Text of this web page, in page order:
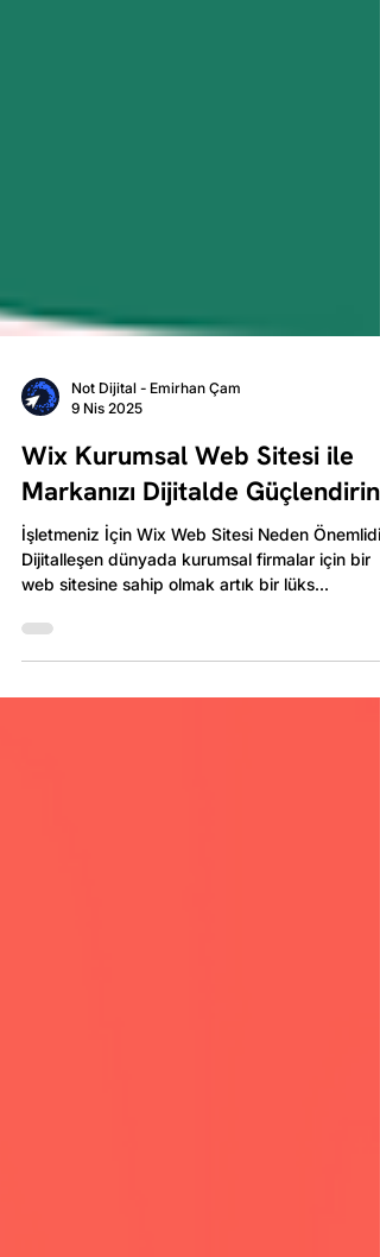
Not Dijital - Emirhan Çam
9 Nis 2025
Wix Kurumsal Web Sitesi ile
Markanızı Dijitalde Güçlendirin
Dijitalleşen dünyada kurumsal firmalar için bir
web sitesine sahip olmak artık bir lüks...